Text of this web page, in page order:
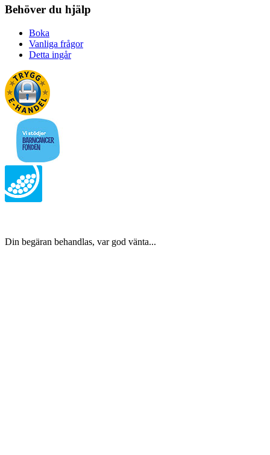
Behöver du hjälp
Boka
Vanliga frågor
Detta ingår
Din begäran behandlas, var god vänta...